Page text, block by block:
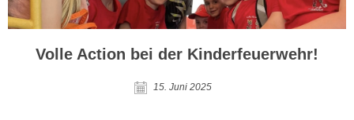
Volle Action bei der Kinderfeuerwehr!
15. Juni 2025